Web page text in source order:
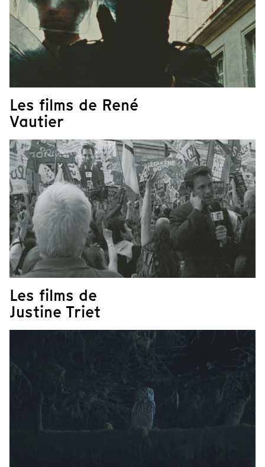
Les films de René
Vautier
Les films de
Justine Triet